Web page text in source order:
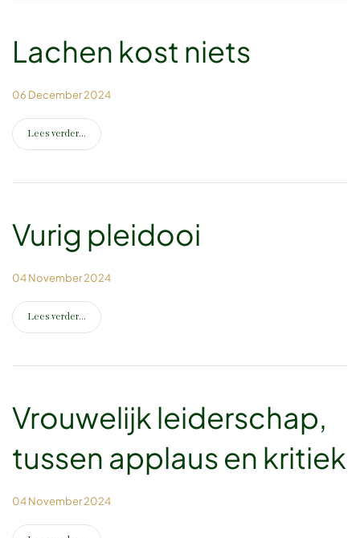
Lachen kost niets
06 December 2024
Lees verder...
Vurig pleidooi
04 November 2024
Lees verder...
Vrouwelijk leiderschap,
tussen applaus en kritiek
04 November 2024